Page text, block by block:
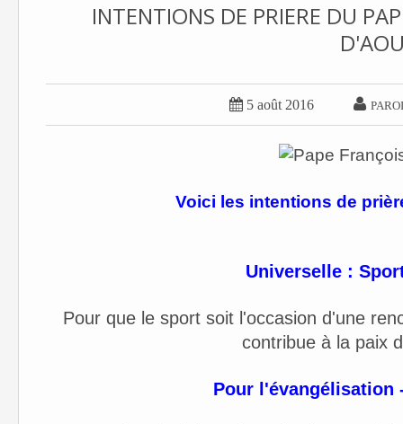
INTENTIONS DE PRIERE DU
 5 août 2016 
Voici les intentions de
Universelle :
Pour que le sport soit l'occasion d'une
contribue à la paix
Pour l'évangélisation